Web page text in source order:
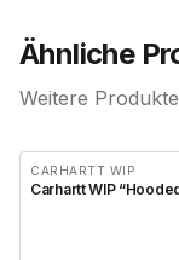
Ähnliche
Weitere
CARHARTT WIP
Carhartt WIP